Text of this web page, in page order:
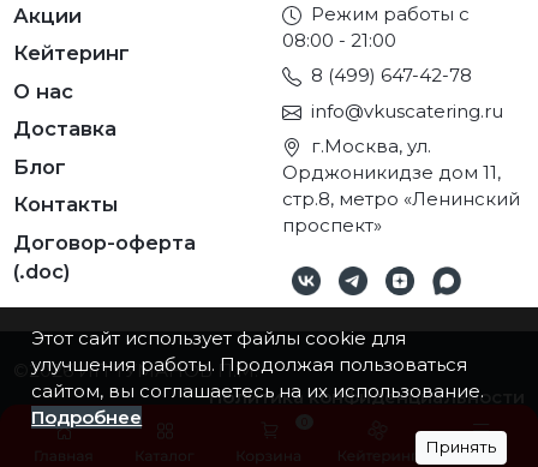
Акции
Кейтеринг
О нас
Доставка
Блог
Контакты
Договор-оферта
(.doc)
Режим работы с
08:00 - 21:00
8 (499) 647-42-78
info@vkuscatering.ru
г.Москва, ул.
Орджоникидзе дом 11,
стр.8, метро «Ленинский
проспект»
©2026ИП ТУМАНОВ П.М.
Политика конфиденциальности
Этот сайт использует файлы cookie для
улучшения работы. Продолжая пользоваться
сайтом, вы соглашаетесь на их использование.
Подробнее
Принять